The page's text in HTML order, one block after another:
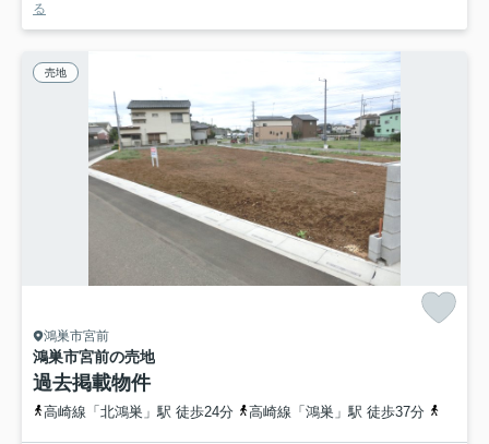
る
売地
鴻巣市宮前
鴻巣市宮前の売地
過去掲載物件
高崎線「北鴻巣」駅 徒歩24分 高崎線「鴻巣」駅 徒歩37分